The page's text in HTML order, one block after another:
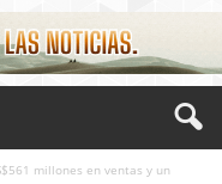
millones en ventas y un